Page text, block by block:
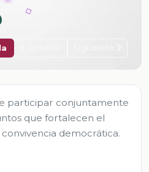
participar conjuntamente
que fortalecen el
democrática.